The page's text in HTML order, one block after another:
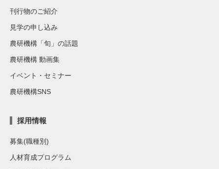
刊行物のご紹介
見学の申し込み
農研機構「旬」の話題
農研機構 動画集
イベント・セミナー
農研機構SNS
採用情報
募集(職種別)
人材育成プログラム